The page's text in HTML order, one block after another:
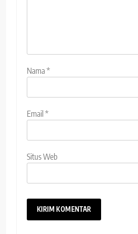
Nama*
Email *
Situs Web